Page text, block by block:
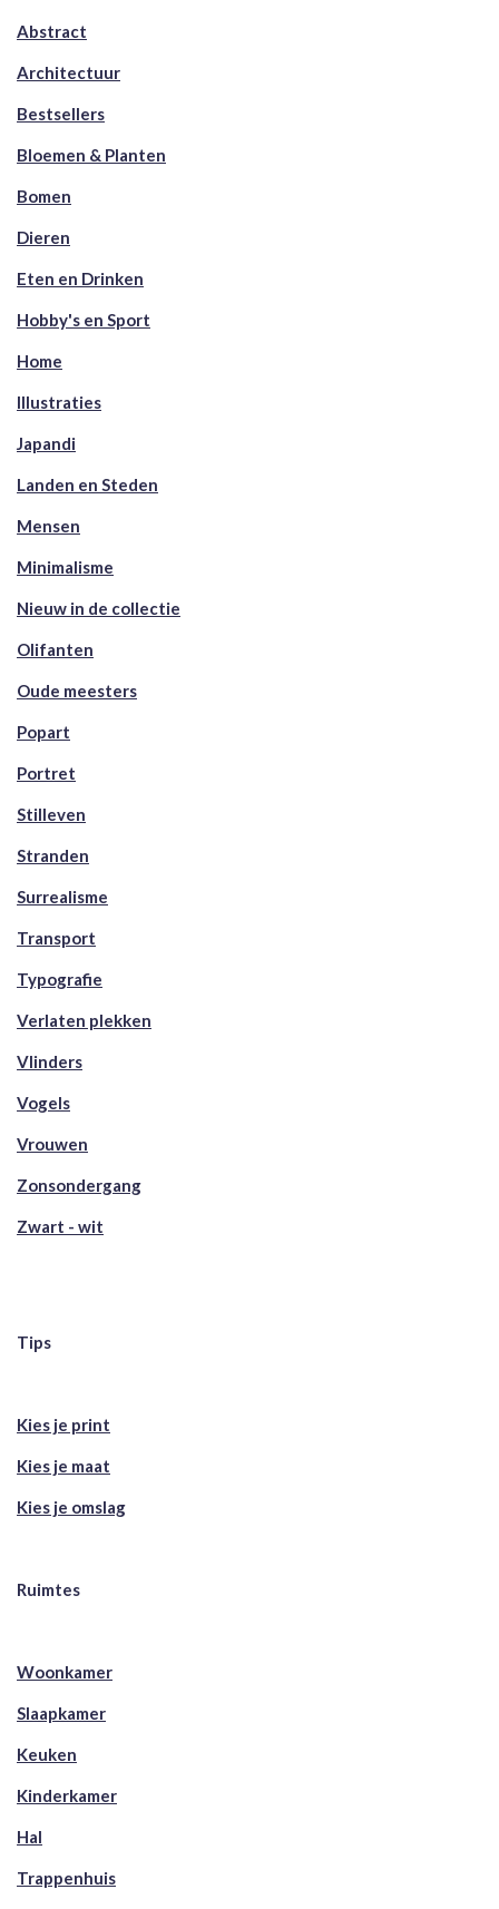
Abstract
Architectuur
Bestsellers
Bloemen & Planten
Bomen
Dieren
Eten en Drinken
Hobby's en Sport
Home
Illustraties
Japandi
Landen en Steden
Mensen
Minimalisme
Nieuw in de collectie
Olifanten
Oude meesters
Popart
Portret
Stilleven
Stranden
Surrealisme
Transport
Typografie
Verlaten plekken
Vlinders
Vogels
Vrouwen
Zonsondergang
Zwart - wit
Tips
Kies je print
Kies je maat
Kies je omslag
Ruimtes
Woonkamer
Slaapkamer
Keuken
Kinderkamer
Hal
Trappenhuis